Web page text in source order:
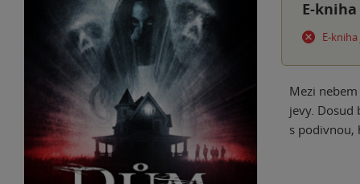
E-kniha
E-
Mezi
jevy. Dosud
s podivnou,